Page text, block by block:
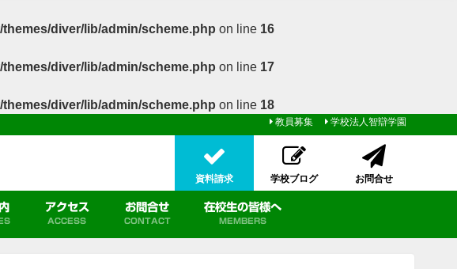
diver/lib/admin/scheme.php on line 16
diver/lib/admin/scheme.php on line 17
diver/lib/admin/scheme.php on line 18
教員募集 学校法人智辯学園
資料請求 学校ブログ お問合せ
アクセス
ACCESS
お問合せ
CONTACT
在校生の皆様へ
MEMBERS